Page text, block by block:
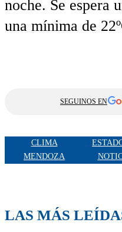
noche. Se espera
una mínima de
SEGUINOS EN
CLIMA
MENDOZA
LAS MÁS